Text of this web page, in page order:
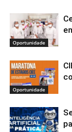
Oportunidade
Oportunidade